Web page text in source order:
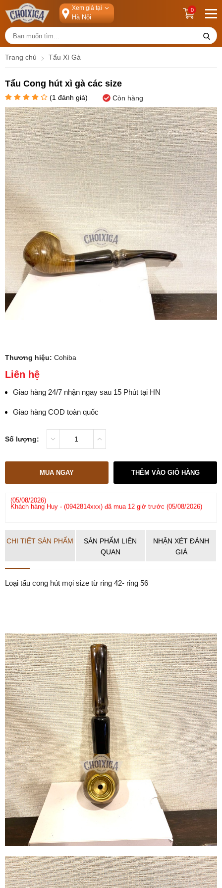
Xem giá tại 0
Trang chủ Tẩu Xì Gà
Tẩu Cong hút xì gà các size
(1 đánh giá) Còn hàng
Thương hiệu: Cohiba
Liên hệ
Giao hàng 24/7 nhận ngay sau 15 Phút tại HN
Giao hàng COD toàn quốc
Số lượng:
MUA NGAY THÊM VÀO GIỎ HÀNG
Khách hàngHuy (0942814xxx) đã mua 12 giờ trước (05/08/2026)
CHI TIẾT SẢN PHẨM
SẢN PHẨM LIÊN
QUAN
NHẬN XÉT ĐÁNH
GIÁ
Loại tẩu cong hút mọi size từ ring 42- ring 56